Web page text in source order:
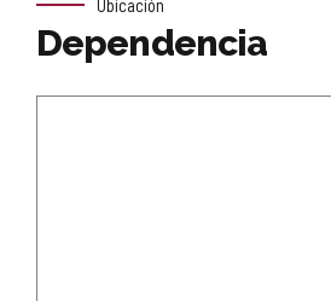
Ubicación
Dependencia